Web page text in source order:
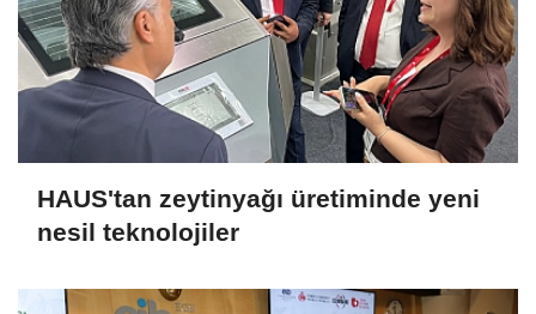
HAUS'tan zeytinyağı üretiminde yeni
nesil teknolojiler